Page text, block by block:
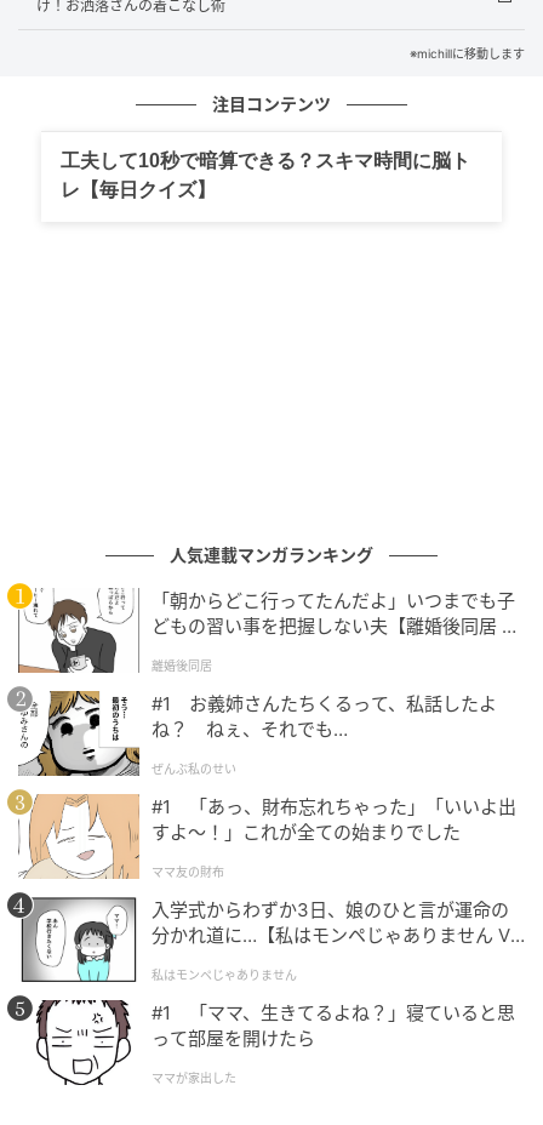
￥1,490（税込）※値下げ価格
ほどよい透け感が涼しげな印象を与えるシアーリブカ
ーディガン。立体感のあるリブ編みが縦のラインを強
調し、すっきりとしたシルエットに見せてくれます。
トップスとしても羽織りとしても幅広く活躍する、着
回し力の高いアイテムです。
夏らしく抜け感たっぷり◎透かし編みカーデ
ィガン
け！お洒落さんの着こなし術
※michillに移動します
注目コンテンツ
工夫して10秒で暗算できる？スキマ時間に脳ト
レ【毎日クイズ】
人気連載マンガランキング
「朝からどこ行ってたんだよ」いつまでも子
どもの習い事を把握しない夫【離婚後同居 Vo
離婚後同居
#1 お義姉さんたちくるって、私話したよ
ね？ ねぇ、それでも…
ぜんぶ私のせい
#1 「あっ、財布忘れちゃった」「いいよ出
すよ〜！」これが全ての始まりでした
ママ友の財布
入学式からわずか3日、娘のひと言が運命の
分かれ道に…【私はモンペじゃありません Vo
私はモンペじゃありません
#1 「ママ、生きてるよね？」寝ていると思
って部屋を開けたら
ママが家出した